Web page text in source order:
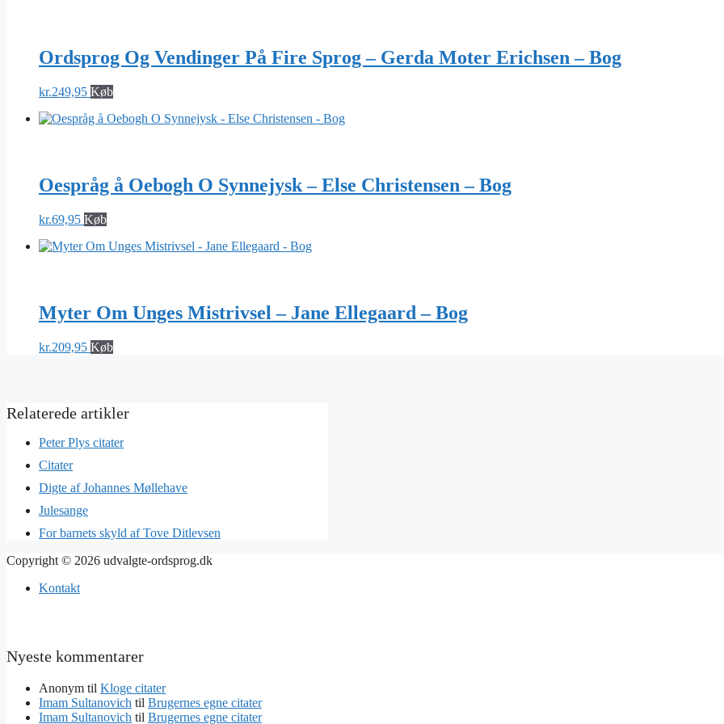
Ordsprog Og Vendinger På Fire Sprog – Gerda Moter Erichsen – Bog
kr.249,95 Køb
Oespråg å Oebogh O Synnejysk – Else Christensen – Bog
kr.69,95 Køb
Myter Om Unges Mistrivsel – Jane Ellegaard – Bog
kr.209,95 Køb
Peter Plys citater
Citater
Digte af Johannes Møllehave
Julesange
For barnets skyld af Tove Ditlevsen
Copyright © 2026 udvalgte-ordsprog.dk
Kontakt
Nyeste kommentarer
Anonym til Kloge citater
Imam Sultanovich til Brugernes egne citater
Imam Sultanovich til Brugernes egne citater